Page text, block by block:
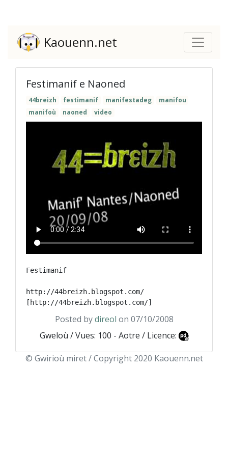
Kaouenn.net
Festimanif e Naoned
44breizh festimanif manifestadeg
manifou
manifoù
naoned video
Festimanif
http://44breizh.blogspot.com/
Posted bydireol on 07/10/2008
Gweloù / Vues: 100 - Aotre / Licence:
© Gwirioù miret / Copyright 2020 Kaouenn.net